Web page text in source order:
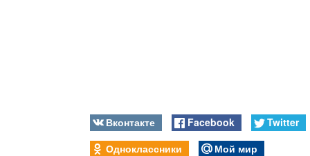
Вконтакте Facebook
Twitter
Одноклассники
Мой мир